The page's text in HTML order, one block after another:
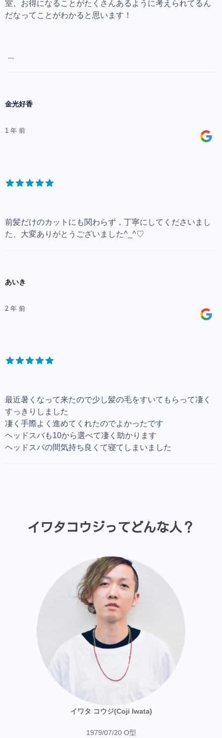
室、お得になることがたくさんあるように考えられてるん
だなってことがわかると思います！
...
金光好香
1 年 前
前髪だけのカットにも関わらず，丁寧にしてくださいまし
た、大変ありがとうございました^_^♡
あいき
2 年 前
最近暑くなって来たので少し髪の毛をすいてもらって凄く
すっきりしました
凄く手際よく進めてくれたのでよかったです
ヘッドスバも10から選べて凄く助かります
ヘッドスパの間気持ち良くて寝てしまいました
イワタコウジってどんな人？
イワタ コウジ(Coji Iwata)
1979/07/20 O型